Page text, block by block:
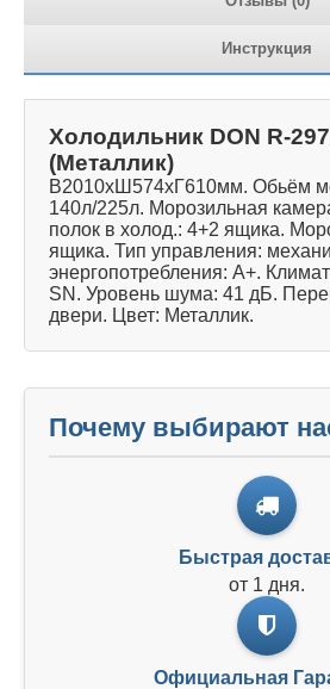
Инструкция
Холодильник DON R-
(Металлик)
В2010хШ574хГ610мм. Обьём
140л/225л. Морозильная
полок в холод.: 4+2 ящика.
ящика. Тип управления:
энергопотребления: A+.
SN. Уровень шума: 41 дБ.
двери. Цвет: Металлик.
Почему выбирают
Быстрая
от 1 дня.
Официальная